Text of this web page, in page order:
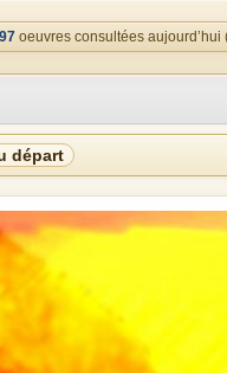
oeuvres consultées
départ